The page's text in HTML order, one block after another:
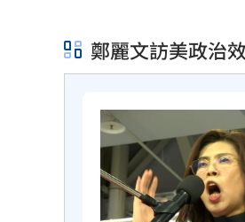
鄭麗文訪美政治